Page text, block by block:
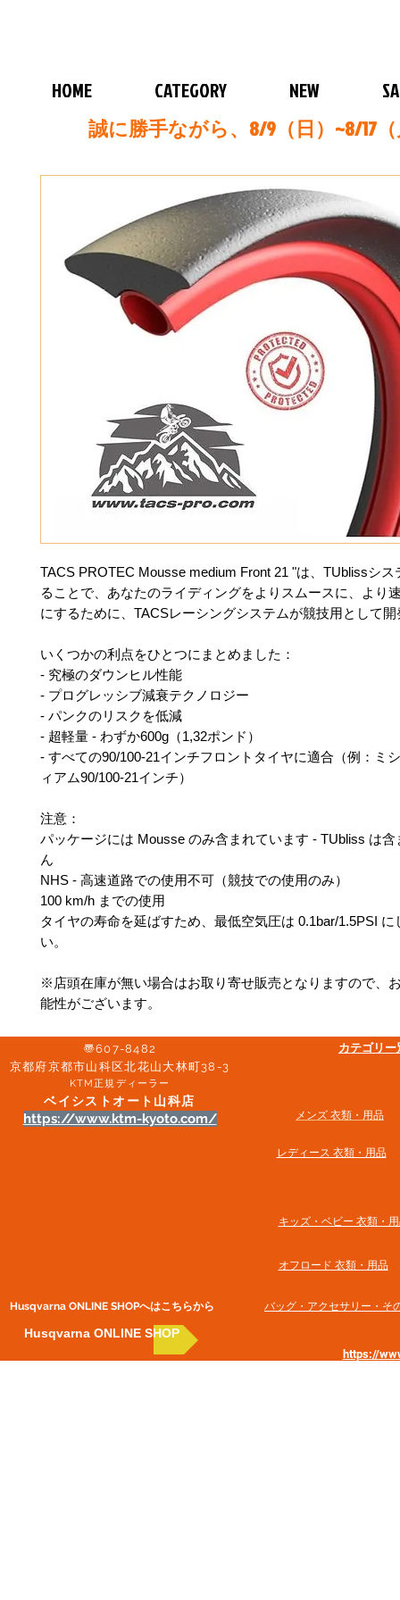
HOME CATEGORY NEW
誠に勝手ながら、8/9（日）~8/17
TACS PROTEC Mousse medium Front 21 "は、TUblissシス
ることで、あなたのライディングをよりスムースに、より
にするために、TACSレーシングシステムが競技用として
いくつかの利点をひとつにまとめました：
- 究極のダウンヒル性能
- プログレッシブ減衰テクノロジー
- パンクのリスクを低減
- 超軽量 - わずか600g（1,32ポンド）
- すべての90/100-21インチフロントタイヤに適合（例：ミ
ィアム90/100-21インチ）
注意：
パッケージには Mousse のみ含まれています - TUbliss は含
ん
NHS - 高速道路での使用不可（競技での使用のみ）
100 km/h までの使用
タイヤの寿命を延ばすため、最低空気圧は 0.1bar/1.5PSI に
い。
※店頭在庫が無い場合はお取り寄せ販売となりますので、
能性がございます。
〠607-8482
京都府京都市山科区北花山大林町38-3​
KTM正規ディーラー
ベイシストオート山科店
https://www.ktm-kyoto.com/
Husqvarna ONLINE SHOP​へはこちらから
Husqvarna ONLINE SHOP
カテゴリ
メンズ 衣類・用品
​レディース 衣類・用品
キッズ・ベビー 衣類・
オフロード 衣類・用品
バッグ・アクセサリー・そ
https://